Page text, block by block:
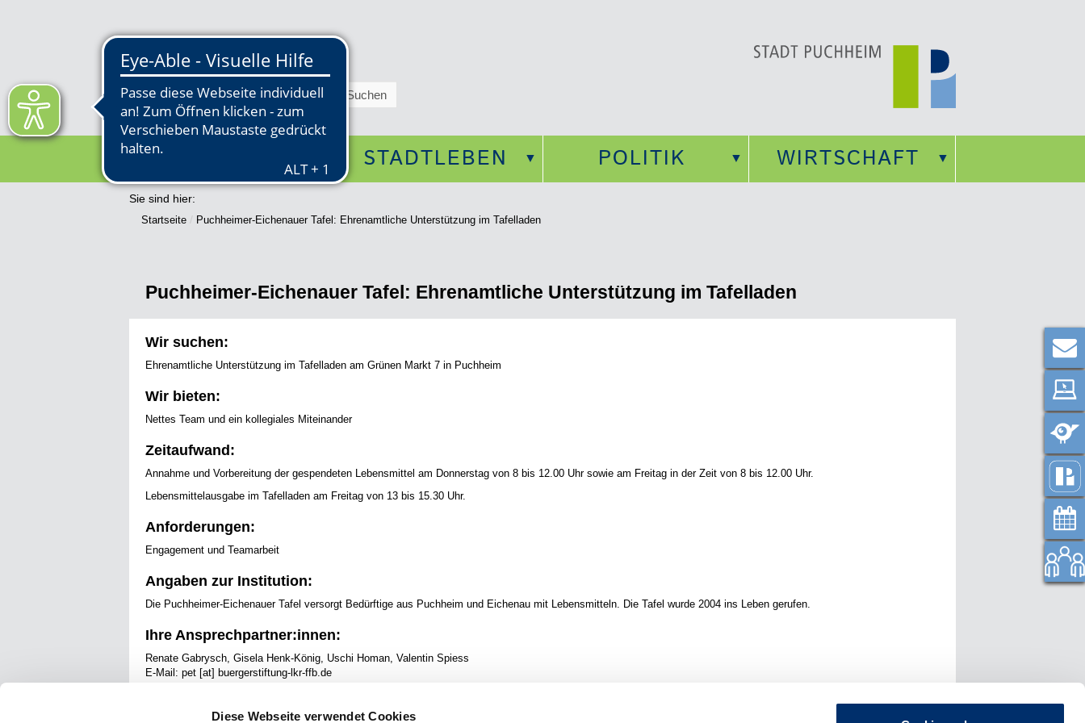
Diese Webseite verwendet Cookies
STADTLEBEN POLITIK WIRTSCHAFT
Sie sind hier:
Startseite Puchheimer-Eichenauer Tafel: Ehrenamtliche Unterstützung im Tafelladen
Puchheimer-Eichenauer Tafel: Ehrenamtliche Unterstützung im Tafelladen
Wir suchen:
Ehrenamtliche Unterstützung im Tafelladen am Grünen Markt 7 in Puchheim
Wir bieten:
Nettes Team und ein kollegiales Miteinander
Zeitaufwand:
Annahme und Vorbereitung der gespendeten Lebensmittel am Donnerstag von 8 bis 12.00 Uhr sowie am Freitag in der Zeit von 8 bis 12.00 Uhr.
Lebensmittelausgabe im Tafelladen am Freitag von 13 bis 15.30 Uhr.
Anforderungen:
Engagement und Teamarbeit
Angaben zur Institution:
Die Puchheimer-Eichenauer Tafel versorgt Bedürftige aus Puchheim und Eichenau mit Lebensmitteln. Die Tafel wurde 2004 ins Leben gerufen.
Ihre Ansprechpartner:innen:
Renate Gabrysch, Gisela Henk-König, Uschi Homan, Valentin Spiess
E-Mail: pet [at] buergerstiftung-lkr-ffb.de